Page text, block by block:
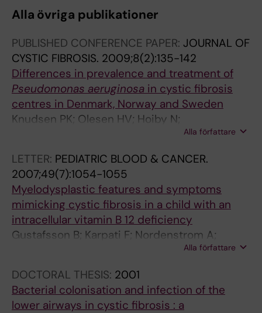
C
E
:
A
P
M
I
.
2
0
0
1
;
9
(
5
C
E
:
S
C
A
N
I
N
A
V
I
A
O
U
R
N
L
A
R
T
I
C
E
:
N
E
T
H
L
A
N
C
E
:
M
O
L
E
U
L
A
R
A
N
E
L
L
N
L
A
R
T
I
C
E
:
I
N
F
E
I
O
N
N
L
A
R
T
I
C
E
:
O
R
V
O
H
E
T
Alla övriga publikationer
PUBLISHED CONFERENCE PAPER: JOURNAL OF
CYSTIC FIBROSIS. 2009;8(2):135-142
Differences in prevalence and treatment of
Pseudomonas aeruginosa in cystic fibrosis
centres in Denmark, Norway and Sweden
Knudsen PK; Olesen HV; Hoiby N;
Johannesson M; Karpati F; Laerum BN; Meyer
Alla författare
LETTER: PEDIATRIC BLOOD & CANCER.
2007;49(7):1054-1055
Myelodysplastic features and symptoms
mimicking cystic fibrosis in a child with an
intracellular vitamin B 12 deficiency
Gustafsson B; Karpati F; Nordenstrom A;
Soederhaell S; Sander B; Nordvall M; von
Alla författare
DOCTORAL THESIS: 2001
Bacterial colonisation and infection of the
lower airways in cystic fibrosis : a